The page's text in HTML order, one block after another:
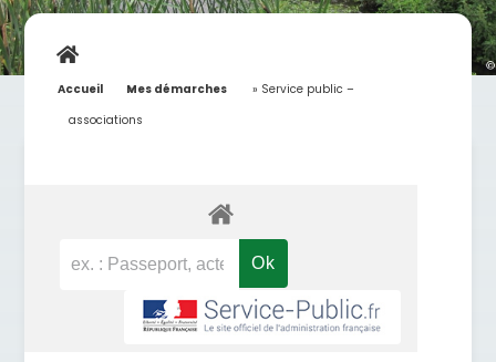
Accueil »
Mes démarches » Service public –
associations